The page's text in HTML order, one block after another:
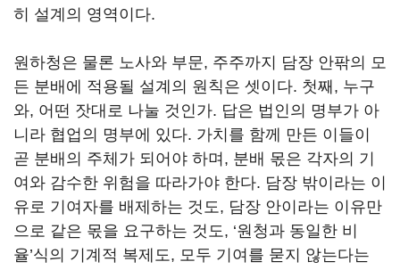
히 설계의 영역이다.
원하청은 물론 노사와 부문, 주주까지 담장 안팎의 모
든 분배에 적용될 설계의 원칙은 셋이다. 첫째, 누구
와, 어떤 잣대로 나눌 것인가. 답은 법인의 명부가 아
니라 협업의 명부에 있다. 가치를 함께 만든 이들이
곧 분배의 주체가 되어야 하며, 분배 몫은 각자의 기
여와 감수한 위험을 따라가야 한다. 담장 밖이라는 이
유로 기여자를 배제하는 것도, 담장 안이라는 이유만
으로 같은 몫을 요구하는 것도, ‘원청과 동일한 비
율’식의 기계적 복제도, 모두 기여를 묻지 않는다는